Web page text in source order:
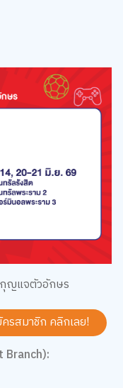
ญแจตัวอักษร
รสมาชิก คลิกเลย!
Branch):